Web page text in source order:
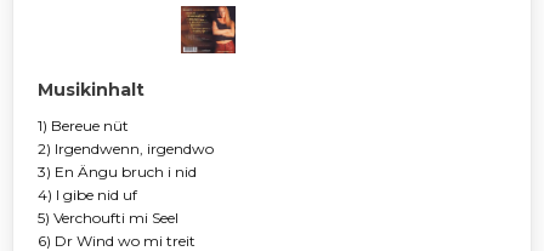
Musikinhalt
1) Bereue nüt
2) Irgendwenn, irgendwo
3) En Ängu bruch i nid
4) I gibe nid uf
5) Verchoufti mi Seel
6) Dr Wind wo mi treit